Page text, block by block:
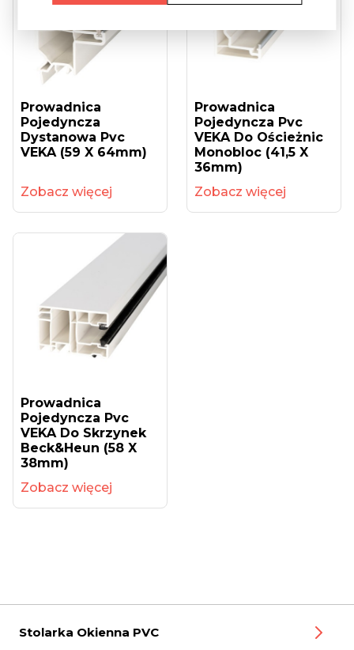
Prowadnica
Pojedyncza
Dystanowa Pvc
VEKA (59 X 64mm)
Zobacz więcej
Prowadnica
Pojedyncza Pvc
VEKA Do Ościeżnic
Monobloc (41,5 X
36mm)
Zobacz więcej
Prowadnica
Pojedyncza Pvc
VEKA Do Skrzynek
Beck&Heun (58 X
38mm)
Zobacz więcej
Stolarka Okienna PVC